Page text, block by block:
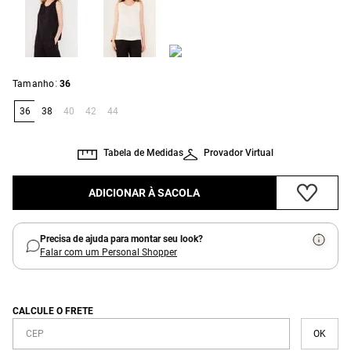
Tamanho: 36
36 38 40 42 44
Provador Virtual
Tabela de Medidas
ADICIONAR À SACOLA
Precisa de ajuda para montar seu look?
Falar com um Personal Shopper
CALCULE O FRETE